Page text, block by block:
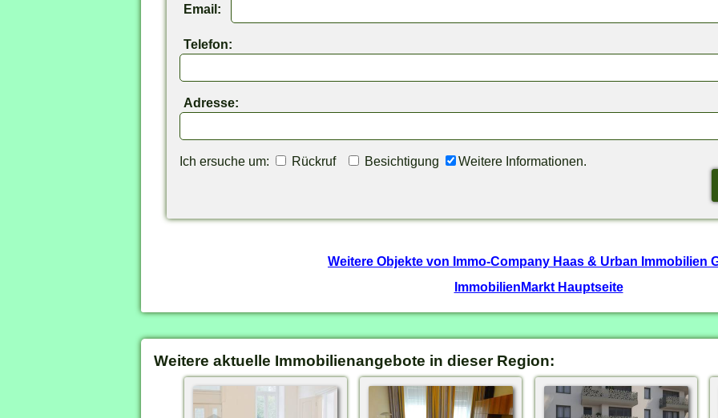
Email:
Telefon:
Adresse:
Ich ersuche um: Rückruf Besichtigung Weitere Informationen.
Weitere Objekte von Immo-Company Haas & Urban Immobilien
ImmobilienMarkt Hauptseite
Weitere aktuelle Immobilienangebote in dieser Region: